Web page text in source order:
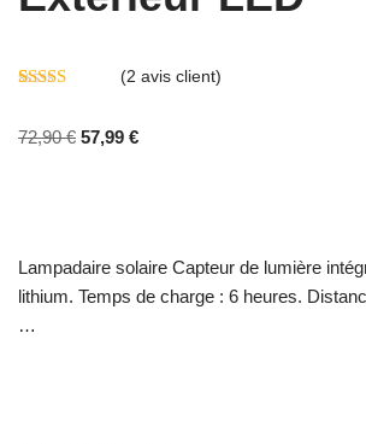
surnotations
(2 avis client)
72,90€ 57,99 €
Lampadaire solaire Capteur de lumière
lithium. Temps de charge : 6 heures.
…